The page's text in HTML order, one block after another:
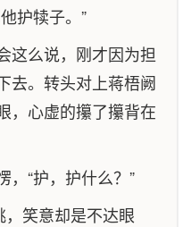
护犊子。”
这么说，刚才因为担
去。转头对上蒋梧阙
，心虚的攥了攥背在
，“护，护什么？”
，笑意却是不达眼